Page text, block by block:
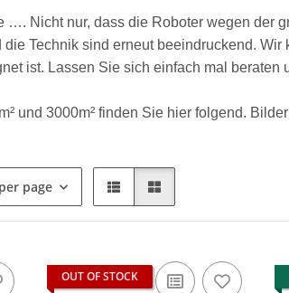
…. Nicht nur, dass die Roboter wegen der
Technik sind erneut beeindruckend.
ist. Lassen Sie sich einfach mal
und 3000m² finden Sie hier folgend.
page
OUT OF STOCK